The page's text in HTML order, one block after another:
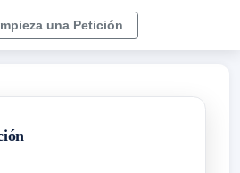
una Petición